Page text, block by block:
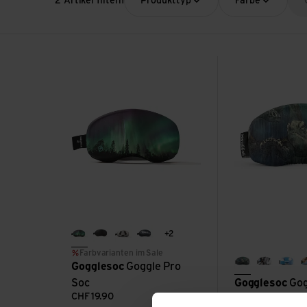
AuroraBlackPanda
+2
Farbvarianten im Sale
Gogglesoc Goggle Pro
Soc
CHF 19.90
floatingfly away
Gogglesoc